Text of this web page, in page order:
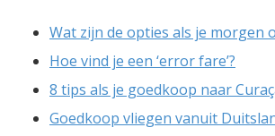
Wat zijn de opties als je morgen
Hoe vind je een ‘error fare’?
8 tips als je goedkoop naar
Goedkoop vliegen vanuit